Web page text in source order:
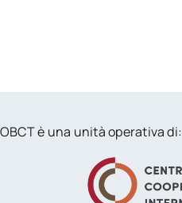
OBCT è una unità operativa di: